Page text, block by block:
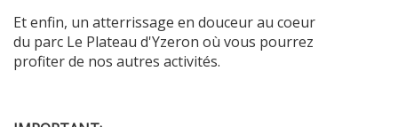
Et enfin, un atterrissage en douceur au coeur
du parc Le Plateau d'Yzeron où vous pourrez
profiter de nos autres activités.